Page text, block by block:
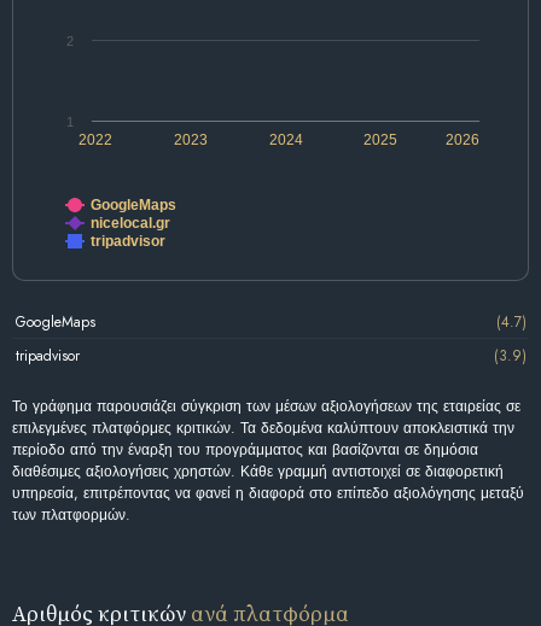
2022 2024 2026
2023 2025
1
2
GoogleMaps
nicelocal.gr
tripadvisor
GoogleMaps
(4.7)
tripadvisor
(3.9)
Το γράφημα παρουσιάζει σύγκριση των μέσων αξιολογήσεων της εταιρείας σε
επιλεγμένες πλατφόρμες κριτικών. Τα δεδομένα καλύπτουν αποκλειστικά την
περίοδο από την έναρξη του προγράμματος και βασίζονται σε δημόσια
διαθέσιμες αξιολογήσεις χρηστών. Κάθε γραμμή αντιστοιχεί σε διαφορετική
υπηρεσία, επιτρέποντας να φανεί η διαφορά στο επίπεδο αξιολόγησης μεταξύ
των πλατφορμών.
Αριθμός κριτικών ανά πλατφόρμα